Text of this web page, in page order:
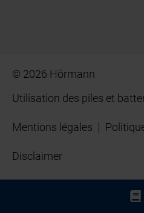
© 2026 Hörmann
Utilisation des piles et
Mentions légales
Disclaimer